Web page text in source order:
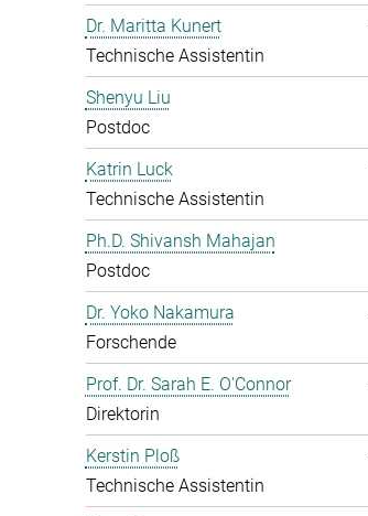
Dr. Maritta Kunert
Technische Assistentin
Shenyu Liu
Postdoc
Katrin Luck
Technische Assistentin
Ph.D. Shivansh Mahajan
Postdoc
Dr. Yoko Nakamura
Forschende
Prof. Dr. Sarah E. O'Connor
Direktorin
Kerstin Ploß
Technische Assistentin